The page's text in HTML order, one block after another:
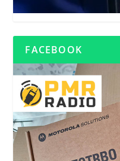
FACEBOOK